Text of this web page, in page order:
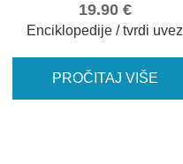
19.90 €
Enciklopedije / tvrdi uvez
PROČITAJ VIŠE